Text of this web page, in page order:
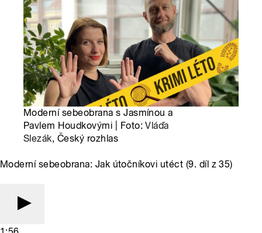
Moderní sebeobrana s Jasmínou a
Pavlem Houdkovými | Foto:Vláďa
Slezák, Český rozhlas
Moderní sebeobrana: Jak útočníkovi utéct (9. díl z 35)